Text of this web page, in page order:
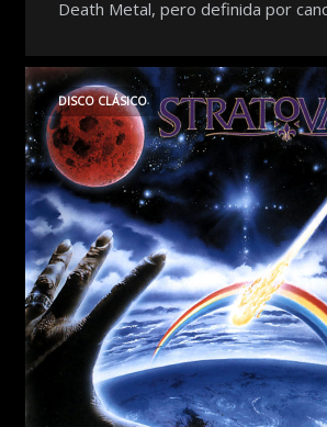
Death Metal, pero definida por
DISCO CLÁSICO